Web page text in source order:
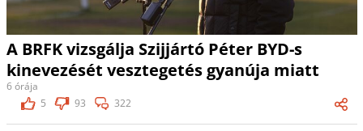
A BRFK vizsgálja Szijjártó Péter BYD-s
kinevezését vesztegetés gyanúja miatt
6 órája
5
93 322